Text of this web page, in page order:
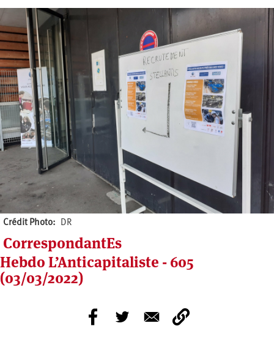
Crédit Photo DR
CorrespondantEs
Hebdo L’Anticapitaliste - 605
(03/03/2022)